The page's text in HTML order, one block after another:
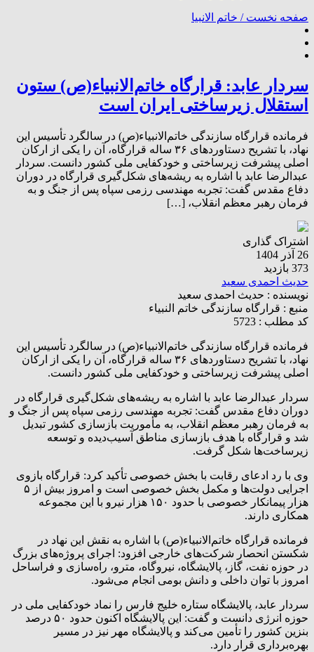
صفحه نخست / خاتم الانبیا
سردار عابد: قرارگاه خاتم‌الانبیاء(ص) ستون
استقلال زیرساختی ایران است
فرمانده قرارگاه سازندگی خاتم‌الانبیاء(ص) در سالگرد تأسیس این
نهاد، با تشریح دستاوردهای ۳۶ ساله قرارگاه، آن را یکی از ارکان
اصلی پیشرفت زیرساختی و خودکفایی ملی کشور دانست. سردار
عبدالرضا عابد با اشاره به ریشه‌های شکل‌گیری قرارگاه در دوران
دفاع مقدس گفت: تجربه مهندسی رزمی سپاه پس از جنگ و به
فرمان رهبر معظم انقلاب، […]
اشتراک گذاری
26 آذر 1404
373 بازدید
حدیث احمدی سعید
نویسنده : حدیث احمدی سعید
منبع : قرارگاه سازندگی خاتم النبیاء
کد مطلب : 5723
فرمانده قرارگاه سازندگی خاتم‌الانبیاء(ص) در سالگرد تأسیس این
نهاد، با تشریح دستاوردهای ۳۶ ساله قرارگاه، آن را یکی از ارکان
اصلی پیشرفت زیرساختی و خودکفایی ملی کشور دانست.
سردار عبدالرضا عابد با اشاره به ریشه‌های شکل‌گیری قرارگاه در
دوران دفاع مقدس گفت: تجربه مهندسی رزمی سپاه پس از جنگ و
به فرمان رهبر معظم انقلاب، به مأموریت بازسازی کشور تبدیل
شد و قرارگاه با هدف بازسازی مناطق آسیب‌دیده و توسعه
زیرساخت‌ها شکل گرفت.
وی با رد ادعای رقابت با بخش خصوصی تأکید کرد: قرارگاه بازوی
اجرایی دولت‌ها و مکمل بخش خصوصی است و امروز بیش از ۵
هزار پیمانکار خصوصی با حدود ۱۵۰ هزار نیرو با این مجموعه
همکاری دارند.
فرمانده قرارگاه خاتم‌الانبیاء(ص) با اشاره به نقش این نهاد در
شکستن انحصار شرکت‌های خارجی افزود: اجرای پروژه‌های بزرگ
در حوزه نفت، گاز، پالایشگاه، نیروگاه، مترو، راه‌سازی و فراساحل
امروز با توان داخلی و دانش بومی انجام می‌شود.
سردار عابد، پالایشگاه ستاره خلیج فارس را نماد خودکفایی ملی در
حوزه انرژی دانست و گفت: این پالایشگاه اکنون حدود ۵۰ درصد
بنزین کشور را تأمین می‌کند و پالایشگاه مهر نیز در مسیر
بهره‌برداری قرار دارد.